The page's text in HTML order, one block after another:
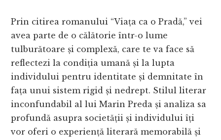
Prin citirea romanului “Viața ca o Pradă,” vei
avea parte de o călătorie într-o lume
tulburătoare și complexă, care te va face să
reflectezi la condiția umană și la lupta
individului pentru identitate și demnitate în
fața unui sistem rigid și nedrept. Stilul literar
inconfundabil al lui Marin Preda și analiza sa
profundă asupra societății și individului îți
vor oferi o experiență literară memorabilă și